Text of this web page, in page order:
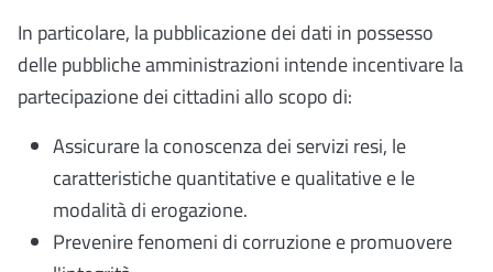
In particolare, la pubblicazione dei dati in possesso
delle pubbliche amministrazioni intende incentivare la
partecipazione dei cittadini allo scopo di:
Assicurare la conoscenza dei servizi resi, le
caratteristiche quantitative e qualitative e le
modalità di erogazione.
Prevenire fenomeni di corruzione e promuovere